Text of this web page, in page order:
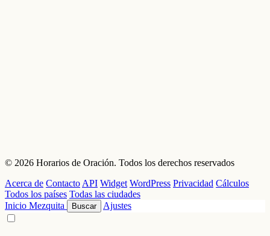
© 2026 Horarios de Oración. Todos los derechos reservados
Acerca de Contacto API Widget WordPress Privacidad Cálculos
Todos los países Todas las ciudades
Inicio Mezquita Buscar Ajustes